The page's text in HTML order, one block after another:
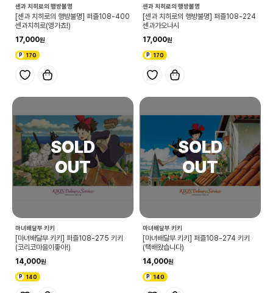
센과 치히로의 행방불명
[센과 치히로의 행방불명] 퍼즐108-400
센과치히로(엥가쵸!)
17,000
170
센과 치히로의 행방불명
[센과 치히로의 행방불명] 퍼즐108-224
센과가오나시
17,000
170
마녀배달부 키키
[마녀배달부 키키] 퍼즐108-275 키키
(코리코마을이좋아!)
14,000
140
마녀배달부 키키
[마녀배달부 키키] 퍼즐108-274 키키
(택배왔습니다)
14,000
140